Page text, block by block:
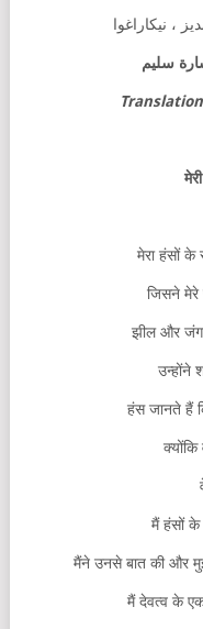
، نيكاراغوا
سليم
मेरा हंसों के
जिसने मेरे
झील और
उन्होंने
हंस जानते हैं
मैं हंसों के
मैंने उनसे बात की और
मैं देवत्व के एक